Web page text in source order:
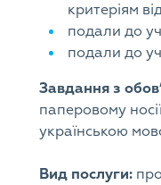
критеріям
подали до
подали до
Завдання з
паперовому
українською
Вид послуги: